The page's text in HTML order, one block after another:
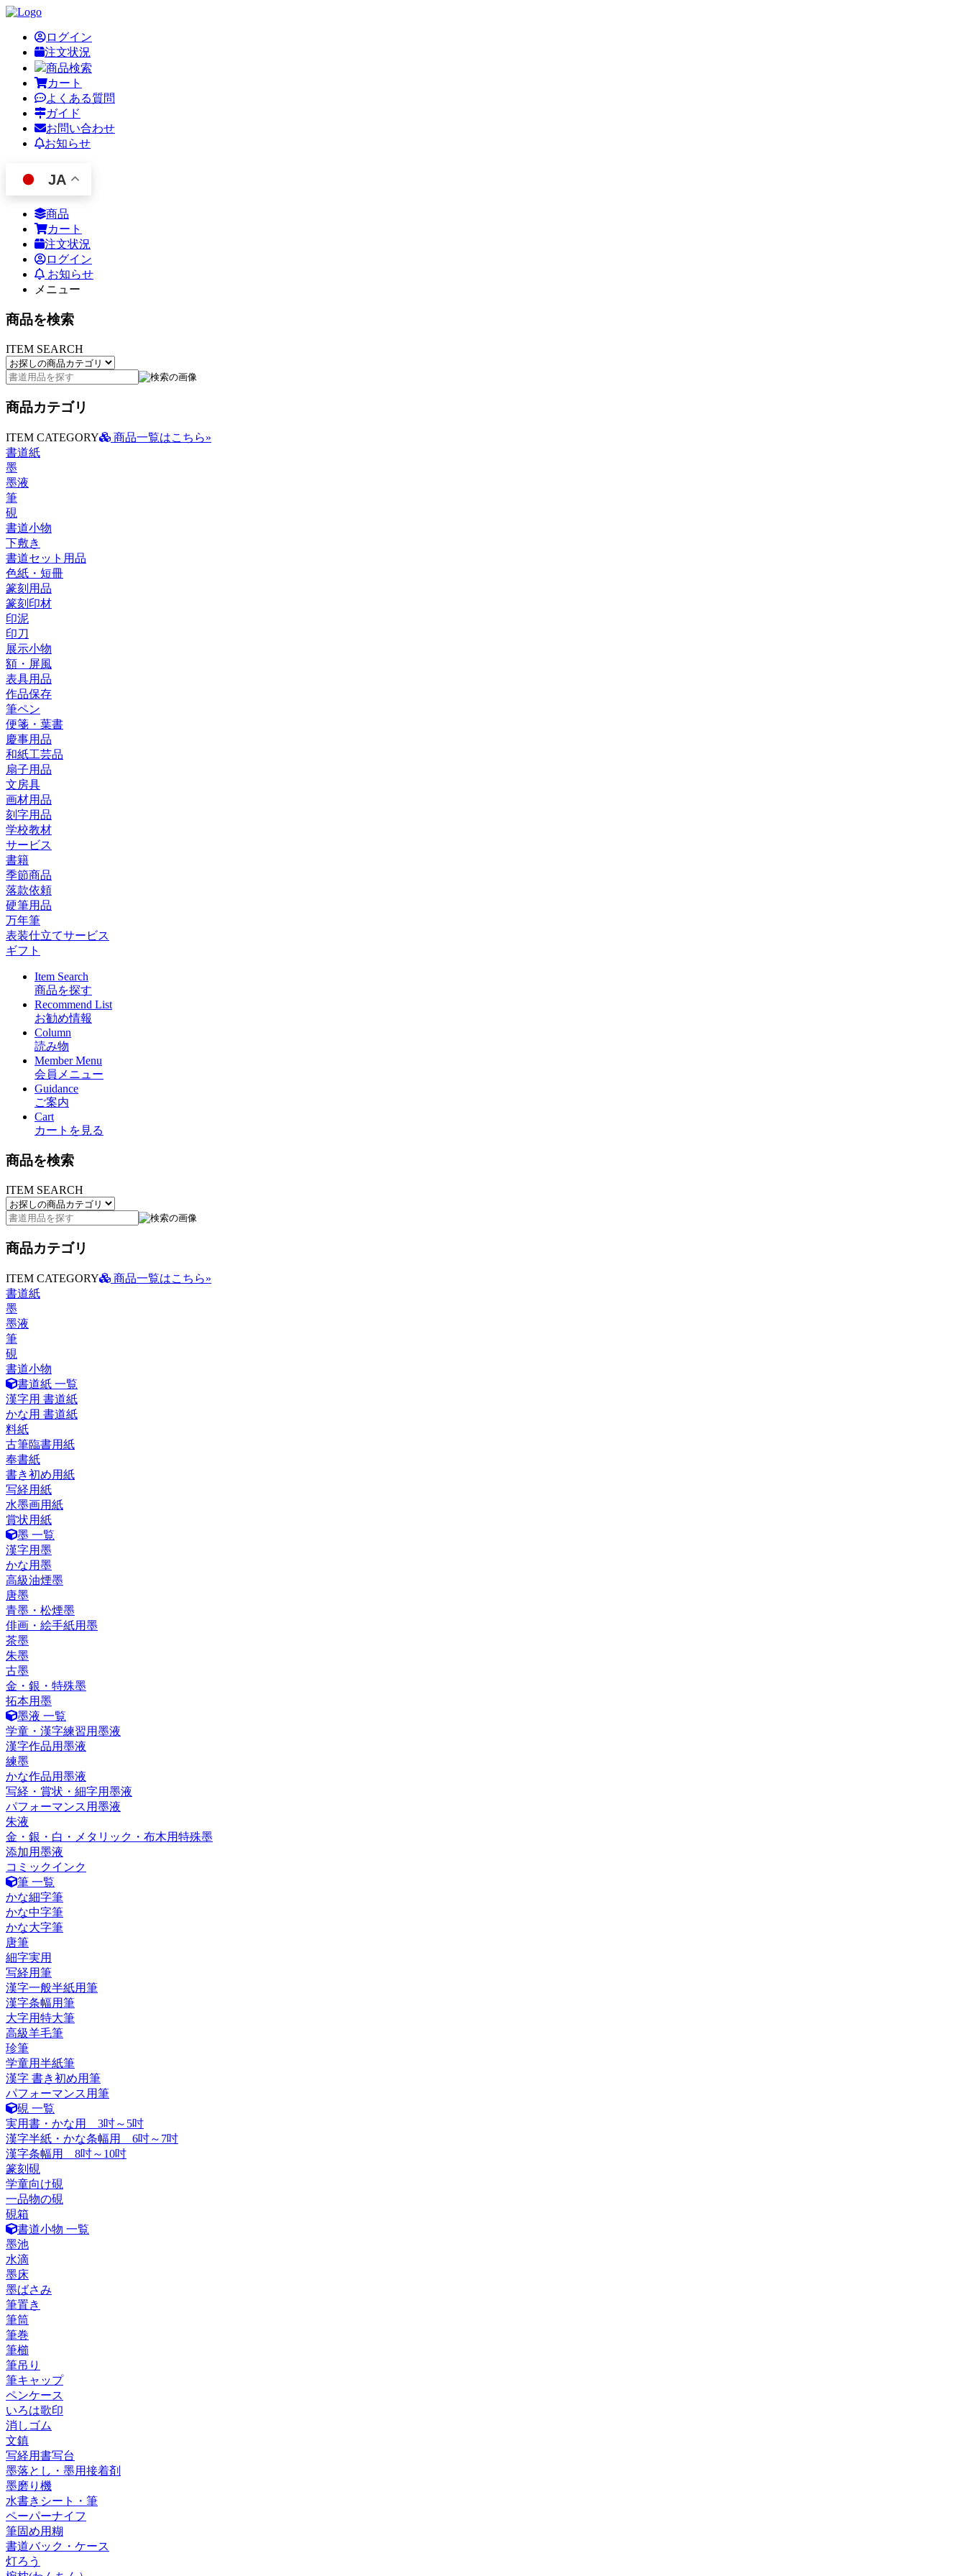
ログイン
注文状況
商品検索
カート
よくある質問
ガイド
お問い合わせ
お知らせ
JA
商品
カート
注文状況
ログイン
お知らせ
メニュー
商品を検索
ITEM SEARCH
商品カテゴリ
ITEM CATEGORY
商品一覧はこちら»
書道紙
墨
墨液
筆
硯
書道小物
下敷き
書道セット用品
色紙・短冊
篆刻用品
篆刻印材
印泥
印刀
展示小物
額・屏風
表具用品
作品保存
筆ペン
便箋・葉書
慶事用品
和紙工芸品
扇子用品
文房具
画材用品
刻字用品
学校教材
サービス
書籍
季節商品
落款依頼
硬筆用品
万年筆
表装仕立てサービス
ギフト
Item Search
商品を探す
Recommend List
お勧め情報
Column
読み物
Member Menu
会員メニュー
Guidance
ご案内
Cart
カートを見る
商品を検索
ITEM SEARCH
商品カテゴリ
ITEM CATEGORY
商品一覧はこちら»
書道紙
墨
墨液
筆
硯
書道小物
書道紙 一覧
漢字用 書道紙
かな用 書道紙
料紙
古筆臨書用紙
奉書紙
書き初め用紙
写経用紙
水墨画用紙
賞状用紙
墨 一覧
漢字用墨
かな用墨
高級油煙墨
唐墨
青墨・松煙墨
俳画・絵手紙用墨
茶墨
朱墨
古墨
金・銀・特殊墨
拓本用墨
墨液 一覧
学童・漢字練習用墨液
漢字作品用墨液
練墨
かな作品用墨液
写経・賞状・細字用墨液
パフォーマンス用墨液
朱液
金・銀・白・メタリック・布木用特殊墨
添加用墨液
コミックインク
筆 一覧
かな細字筆
かな中字筆
かな大字筆
唐筆
細字実用
写経用筆
漢字一般半紙用筆
漢字条幅用筆
大字用特大筆
高級羊毛筆
珍筆
学童用半紙筆
漢字 書き初め用筆
パフォーマンス用筆
硯 一覧
実用書・かな用 3吋～5吋
漢字半紙・かな条幅用 6吋～7吋
漢字条幅用 8吋～10吋
篆刻硯
学童向け硯
一品物の硯
硯箱
書道小物 一覧
墨池
水滴
墨床
墨ばさみ
筆置き
筆筒
筆巻
筆櫛
筆吊り
筆キャップ
ペンケース
いろは歌印
消しゴム
文鎮
写経用書写台
墨落とし・墨用接着剤
墨磨り機
水書きシート・筆
ペーパーナイフ
筆固め用糊
書道バック・ケース
灯ろう